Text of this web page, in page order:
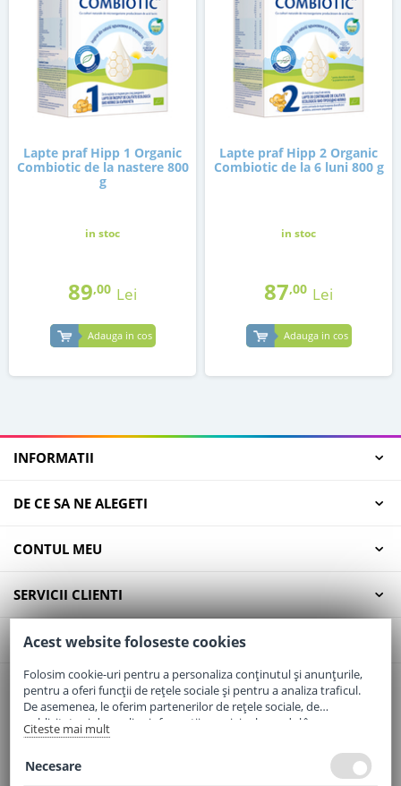
Lapte praf Hipp 1 Organic
Combiotic de la nastere 800
g
in stoc
89,00 Lei
Adauga in cos
Lapte praf Hipp 2 Organic
Combiotic de la 6 luni 800 g
in stoc
87,00 Lei
Adauga in cos
INFORMATII
DE CE SA NE ALEGETI
CONTUL MEU
SERVICII CLIENTI
CONTACT
Email:office@elaptepraf.ro
Telefon:0745-964-449
Adresa:Sos. Borsului, Nr. 20, Oradea, Jud. Bihor
Acest website foloseste cookies
Folosim cookie-uri pentru a personaliza conținutul și anunțurile,
pentru a oferi funcții de rețele sociale și pentru a analiza traficul.
De asemenea, le oferim partenerilor de rețele sociale, de
publicitate și de analize informații cu privire la modul în care
folosiți site-ul nostru. Aceștia le pot combina cu alte informații
Citeste mai mult
Necesare